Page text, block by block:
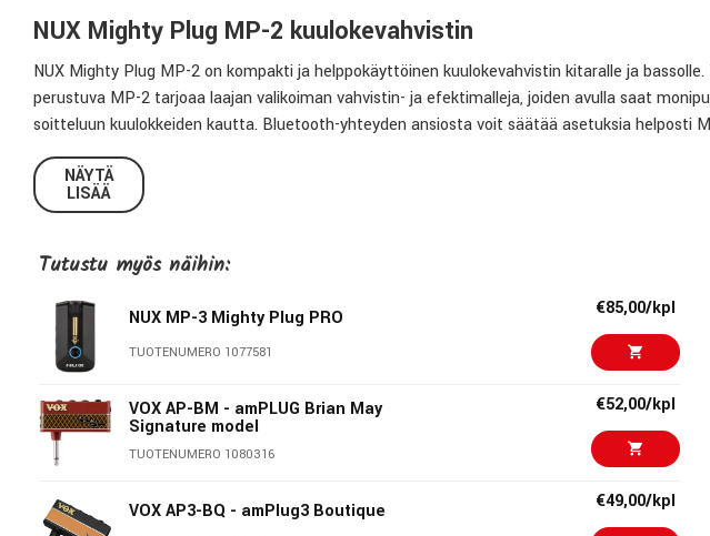
NUX Mighty Plug MP-2 kuulokevahvistin
NUX Mighty Plug MP-2 on kompakti ja helppokäyttöinen kuulokevahvistin kitaralle ja
perustuva MP-2 tarjoaa laajan valikoiman vahvistin- ja efektimalleja, joiden avulla saat
soitteluun kuulokkeiden kautta. Bluetooth-yhteyden ansiosta voit säätää asetuksia helposti
striimata musiikkia ja soittaa mukana.
Monipuoliset vahvistin- ja efektimallit
erilaista efektiä, 12 kaiutinmallinnosta ja 7 akustista kitaraa mallintavaa IR-profiilia. Näiden
Kompakti ja käytännöllinen
Kääntyvän plugiliittimen ansiosta MP-2 sopii kaikkiin kitaroihin eikä häiritse tremolo-tallojen
ion-akulla, joka tarjoaa noin 3 tunnin soittoajan yhdellä latauksella. Kompaktin kokonsa
soveltuu erinomaisesti matkakäyttöön, kotisoittoon tai lämmittelyyn.
Bluetoothin lisäksi MP-2 voidaan liittää tietokoneeseen Micro-B USB -kaapelilla, jolloin se
NÄYTÄ
LISÄÄ
Tutustu myös näihin:
NUX MP-3 Mighty Plug PRO
TUOTENUMERO 1077581
€85,00/kpl
VOX AP-BM - amPLUG Brian May
Signature model
TUOTENUMERO 1080316
€52,00/kpl
VOX AP3-BQ - amPlug3 Boutique €49,00/kpl